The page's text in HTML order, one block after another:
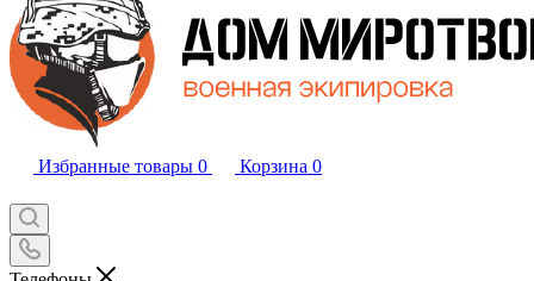
Избранные товары 0 Корзина 0